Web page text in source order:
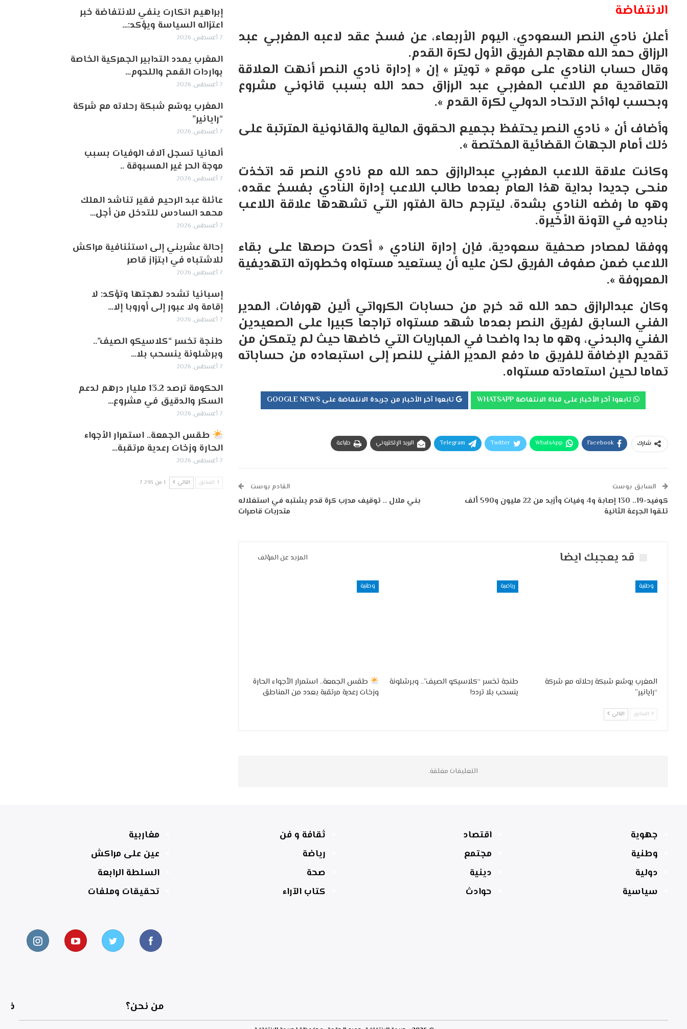
الانتفاضة
أعلن نادي النصر السعودي، اليوم الأربعاء، عن فسخ عقد لاعبه المغربي عبد
الرزاق حمد الله مهاجم الفريق الأول لكرة القدم.
وقال حساب النادي على موقع « تويتر » إن « إدارة نادي النصر أنهت العلاقة
التعاقدية مع اللاعب المغربي عبد الرزاق حمد الله بسبب قانوني مشروع
وبحسب لوائح الاتحاد الدولي لكرة القدم ».
وأضاف أن « نادي النصر يحتفظ بجميع الحقوق المالية والقانونية المترتبة على
ذلك أمام الجهات القضائية المختصة ».
وكانت علاقة اللاعب المغربي عبدالرازق حمد الله مع نادي النصر قد اتخذت
منحى جديدا بداية هذا العام بعدما طالب اللاعب إدارة النادي بفسخ عقده،
وهو ما رفضه النادي بشدة، ليترجم حالة الفتور التي تشهدها علاقة اللاعب
بناديه في الآونة الأخيرة.
ووفقا لمصادر صحفية سعودية، فإن إدارة النادي « أكدت حرصها على بقاء
اللاعب ضمن صفوف الفريق لكن عليه أن يستعيد مستواه وخطورته التهديفية
المعروفة ».
وكان عبدالرازق حمد الله قد خرج من حسابات الكرواتي ألين هورفات، المدير
الفني السابق لفريق النصر بعدما شهد مستواه تراجعا كبيرا على الصعيدين
الفني والبدني، وهو ما بدا واضحا في المباريات التي خاضها حيث لم يتمكن من
تقديم الإضافة للفريق ما دفع المدير الفني للنصر إلى استبعاده من حساباته
تماما لحين استعادته مستواه.
تابعوا آخر الأخبار من جريدة الانتفاضة على GOOGLE NEWS تابعوا آخر الأخبار على قناة الانتفاضة WHATSAPP
شارك Facebook
WhatsApp
Twitter
Telegram البريد الإلكتروني طباعة
السابق بوست
كوفيد-19.. 130 إصابة و4 وفيات وأزيد من 22 مليون و590 ألف
تلقوا الجرعة الثانية
القادم بوست
بني ملال .. توقيف مدرب كرة قدم يشتبه في استغلاله
متدربات قاصرات
قد يعجبك ايضا المزيد عن المؤلف
وطنية
المغرب يوسّع شبكة رحلاته مع شركة
“رايانير”
رياضية
طنجة تخسر “كلاسيكو الصيف”.. وبرشلونة
ينسحب بلا تردد!
وطنية
طقس الجمعة.. استمرار الأجواء الحارة
وزخات رعدية مرتقبة بعدد من المناطق
السابق التالي
التعليقات مغلقة.
إبراهيم اتكارت ينفي للانتفاضة خبر
اعتزاله السياسة ويؤكد:…
7 أغسطس, 2026
المغرب يمدد التدابير الجمركية الخاصة
بواردات القمح واللحوم…
7 أغسطس, 2026
المغرب يوسّع شبكة رحلاته مع شركة
“رايانير”
7 أغسطس, 2026
ألمانيا تسجل آلاف الوفيات بسبب
موجة الحر غير المسبوقة ..
7 أغسطس, 2026
عائلة عبد الرحيم فقير تناشد الملك
محمد السادس للتدخل من أجل…
7 أغسطس, 2026
إحالة عشريني إلى استئنافية مراكش
للاشتباه في ابتزاز قاصر
7 أغسطس, 2026
إسبانيا تشدد لهجتها وتؤكد: لا
إقامة ولا عبور إلى أوروبا إلا…
7 أغسطس, 2026
طنجة تخسر “كلاسيكو الصيف”..
وبرشلونة ينسحب بلا…
7 أغسطس, 2026
الحكومة ترصد 13.2 مليار درهم لدعم
السكر والدقيق في مشروع…
7 أغسطس, 2026
طقس الجمعة.. استمرار الأجواء
الحارة وزخات رعدية مرتقبة…
7 أغسطس, 2026
السابق التالي 1 من 7٬293
جهوية
وطنية
دولية
سياسية
اقتصاد
مجتمع
دينية
حوادث
ثقافة و فن
رياضة
صحة
كتاب الآراء
مغاربية
عين على مراكش
السلطة الرابعة
تحقيقات وملفات
من نحن؟